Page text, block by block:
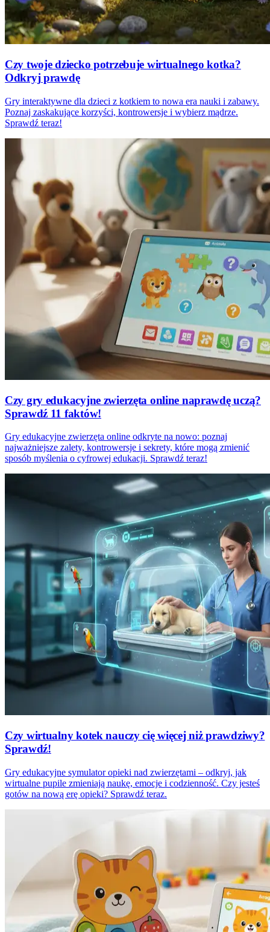
Czy twoje dziecko potrzebuje wirtualnego kotka?
Odkryj prawdę
Gry interaktywne dla dzieci z kotkiem to nowa era nauki i zabawy.
Poznaj zaskakujące korzyści, kontrowersje i wybierz mądrze.
Sprawdź teraz!
Czy gry edukacyjne zwierzęta online naprawdę uczą?
Sprawdź 11 faktów!
Gry edukacyjne zwierzęta online odkryte na nowo: poznaj
najważniejsze zalety, kontrowersje i sekrety, które mogą zmienić
sposób myślenia o cyfrowej edukacji. Sprawdź teraz!
Czy wirtualny kotek nauczy cię więcej niż prawdziwy?
Sprawdź!
Gry edukacyjne symulator opieki nad zwierzętami – odkryj, jak
wirtualne pupile zmieniają naukę, emocje i codzienność. Czy jesteś
gotów na nową erę opieki? Sprawdź teraz.